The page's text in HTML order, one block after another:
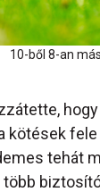
10-ből 8-an
kötések
tehát
több